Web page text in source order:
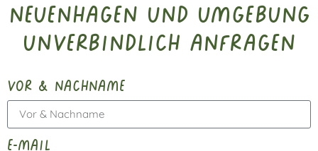
Neuenhagen und Umgebung
unverbindlich anfragen
vor & nachname
e-mail